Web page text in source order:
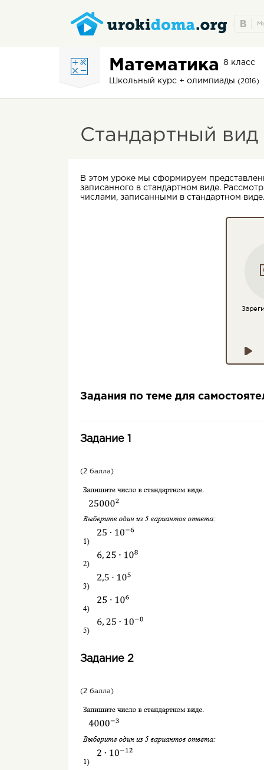
Математика 8 класс
Школьный курс + олимпиады (2016)
Стандартный вид
В этом уроке мы сформируем
записанного в стандартном виде.
числами, записанными в стандартном виде.
Задания по теме для
Задание 1
(2 балла)
Задание 2
(2 балла)